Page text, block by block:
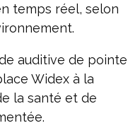
temps réel, selon
auditive de pointe
Widex à la
la santé et de